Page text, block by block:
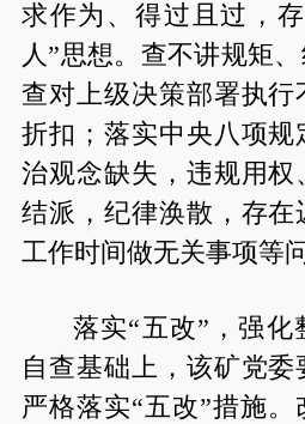
求作为、得过且过，
人”思想。查不讲规矩
查对上级决策部署执
折扣；落实中央八项
治观念缺失，违规用权
结派，纪律涣散，存在
工作时间做无关事项等问
落实“五改”，强化
自查基础上，该矿党
严格落实“五改”措施